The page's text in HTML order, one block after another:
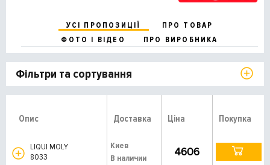
УСІ ПРОПОЗИЦІЇ
ПРО ТОВАР
ФОТО І ВІДЕО
ПРО ВИРОБНИКА
Фільтри та сортування
Опис Доставка Ціна Покупка
LIQUI MOLY
8033
Киев
В наличии
4606